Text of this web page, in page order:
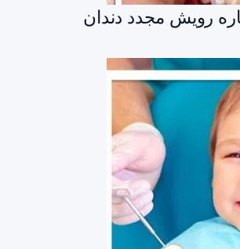
رویش مجدد دندان